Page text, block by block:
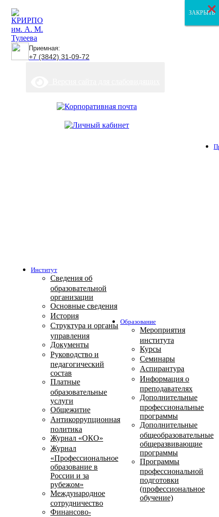
Приемная:
+7 (3842) 31-09-72
Институт
Сведения об
образовательной
организации
Основные сведения
История
Структура и органы
управления
Документы
Руководство и
педагогический
состав
Платные
образовательные
услуги
Общежитие
Антикоррупционная
политика
Журнал «ОКО»
Журнал
«Профессиональное
образование в
России и за
рубежом»
Международное
сотрудничество
Финансово-
Образование
Мероприятия
института
Курсы
Семинары
Аспирантура
Информация о
преподавателях
Дополнительные
профессиональные
программы
Дополнительные
общеобразовательные
общеразвивающие
программы
Программы
профессиональной
подготовки
(профессиональное
обучение)
ЗАКРЫТЬ
ЗАКРЫТЬ
ЗАКРЫТЬ
×
×
×